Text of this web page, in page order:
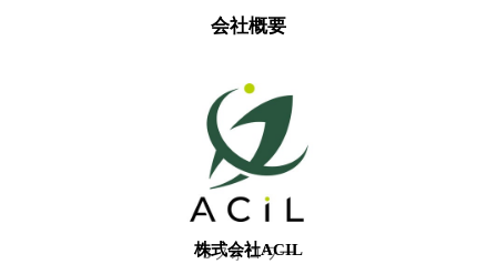
会社概要
株式会社ACIL
3フォロワー